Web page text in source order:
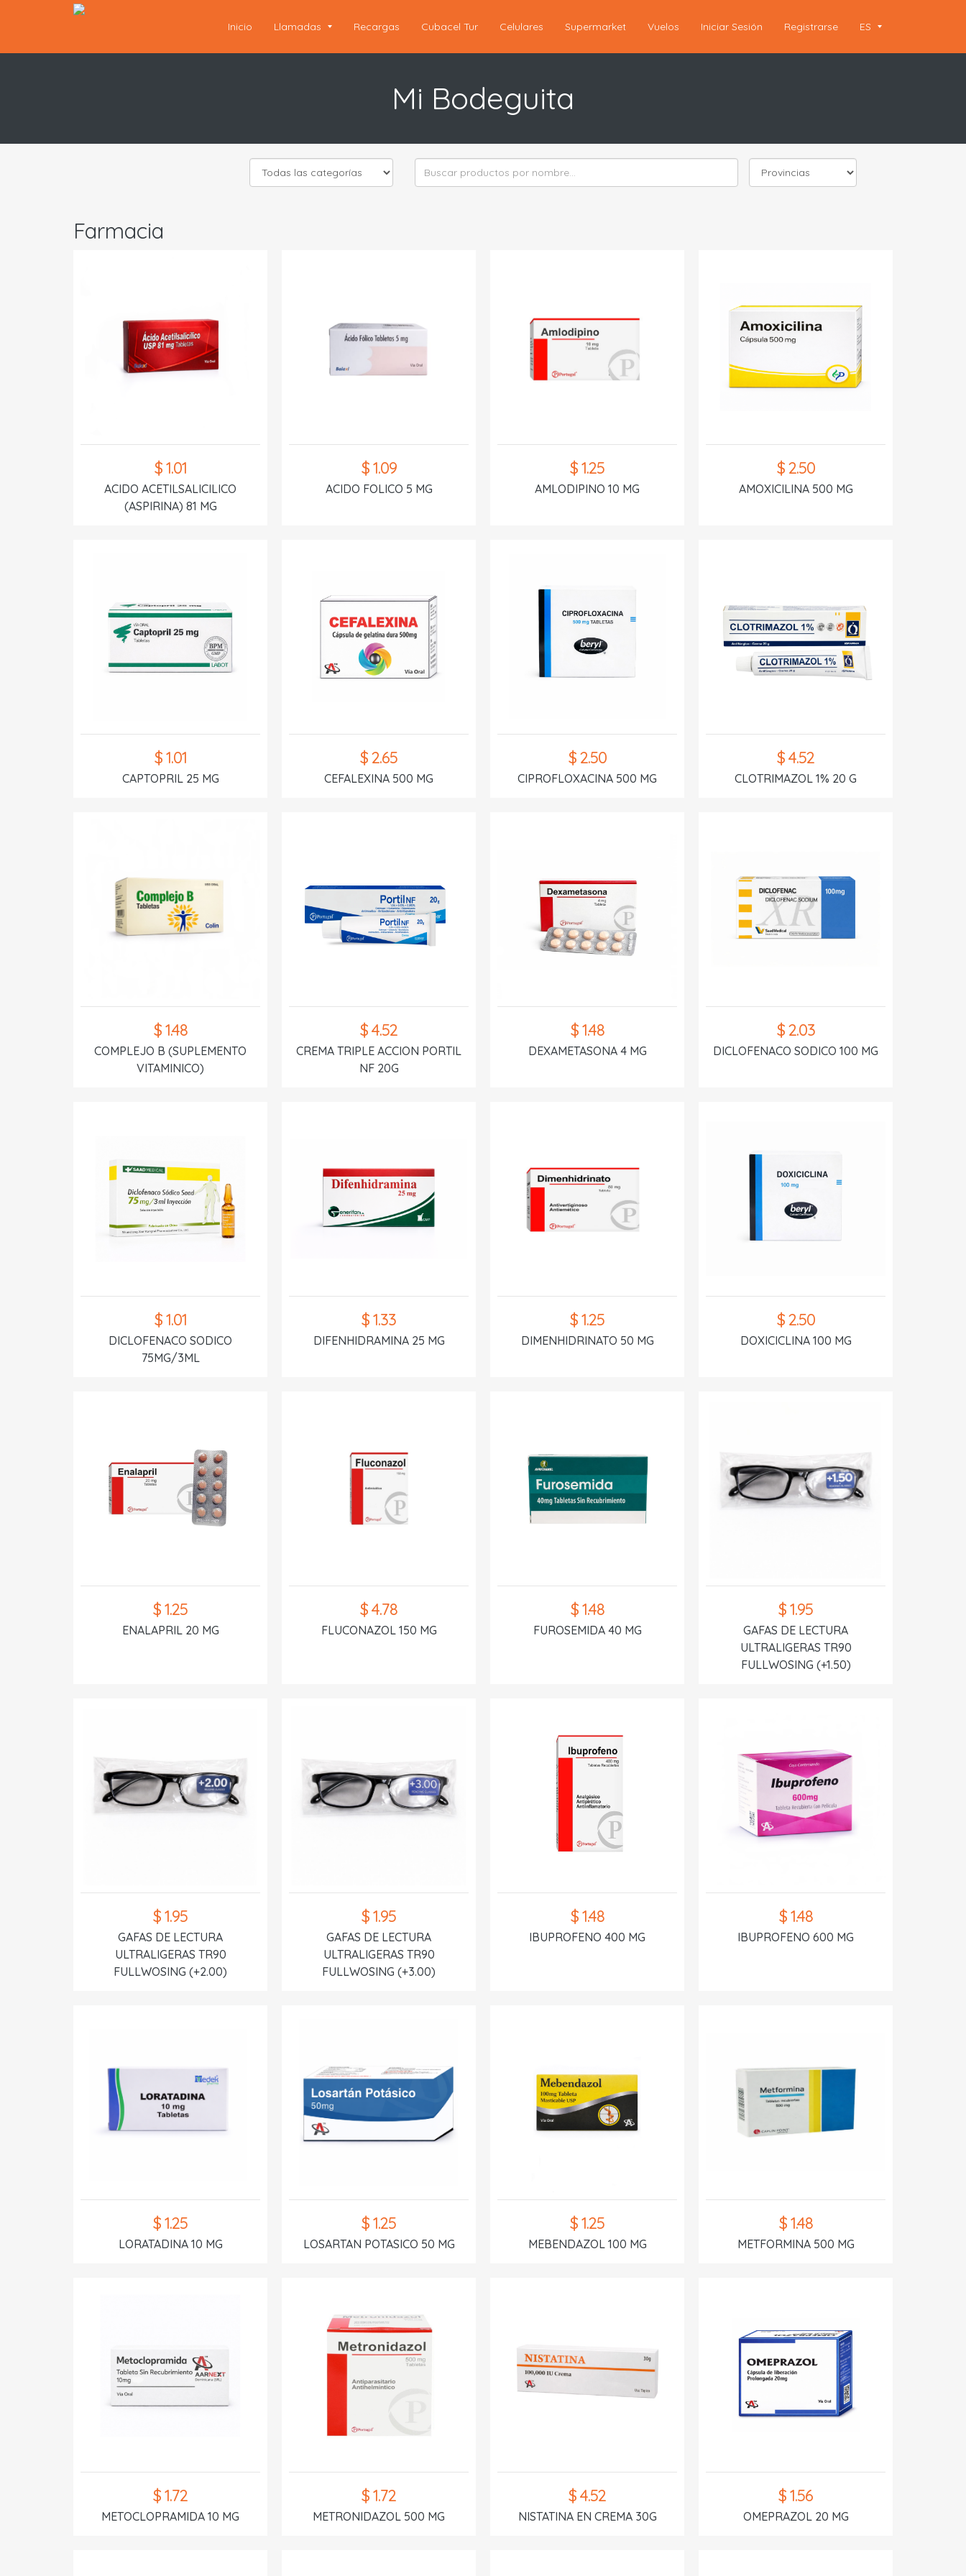
Inicio Llamadas Recargas Cubacel Tur Celulares Supermarket Vuelos Iniciar Sesión Registrarse ES
Mi Bodeguita
Farmacia
$ 1.01
ACIDO ACETILSALICILICO
(ASPIRINA) 81 MG
$ 1.09
ACIDO FOLICO 5 MG
$ 1.25
AMLODIPINO 10 MG
$ 2.50
AMOXICILINA 500 MG
$ 1.01
CAPTOPRIL 25 MG
$ 2.65
CEFALEXINA 500 MG
$ 2.50
CIPROFLOXACINA 500 MG
$ 4.52
CLOTRIMAZOL 1% 20 G
$ 1.48
COMPLEJO B (SUPLEMENTO
VITAMINICO)
$ 4.52
CREMA TRIPLE ACCION PORTIL
NF 20G
$ 1.48
DEXAMETASONA 4 MG
$ 2.03
DICLOFENACO SODICO 100 MG
$ 1.01
DICLOFENACO SODICO
75MG/3ML
$ 1.33
DIFENHIDRAMINA 25 MG
$ 1.25
DIMENHIDRINATO 50 MG
$ 2.50
DOXICICLINA 100 MG
$ 1.25
ENALAPRIL 20 MG
$ 4.78
FLUCONAZOL 150 MG
$ 1.48
FUROSEMIDA 40 MG
$ 1.95
GAFAS DE LECTURA
ULTRALIGERAS TR90
FULLWOSING (+1.50)
$ 1.95
GAFAS DE LECTURA
ULTRALIGERAS TR90
FULLWOSING (+2.00)
$ 1.95
GAFAS DE LECTURA
ULTRALIGERAS TR90
FULLWOSING (+3.00)
$ 1.48
IBUPROFENO 400 MG
$ 1.48
IBUPROFENO 600 MG
$ 1.25
LORATADINA 10 MG
$ 1.25
LOSARTAN POTASICO 50 MG
$ 1.25
MEBENDAZOL 100 MG
$ 1.48
METFORMINA 500 MG
$ 1.72
METOCLOPRAMIDA 10 MG
$ 1.72
METRONIDAZOL 500 MG
$ 4.52
NISTATINA EN CREMA 30G
$ 1.56
OMEPRAZOL 20 MG